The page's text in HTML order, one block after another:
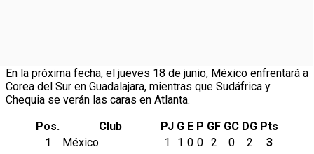
En la próxima fecha, el jueves 18 de junio, México enfrentará a
Corea del Sur en Guadalajara, mientras que Sudáfrica y
Chequia se verán las caras en Atlanta.
Pos.
Club PJ G E P GF GC DG Pts
1
México 1 1 0 0 2 0 2
3